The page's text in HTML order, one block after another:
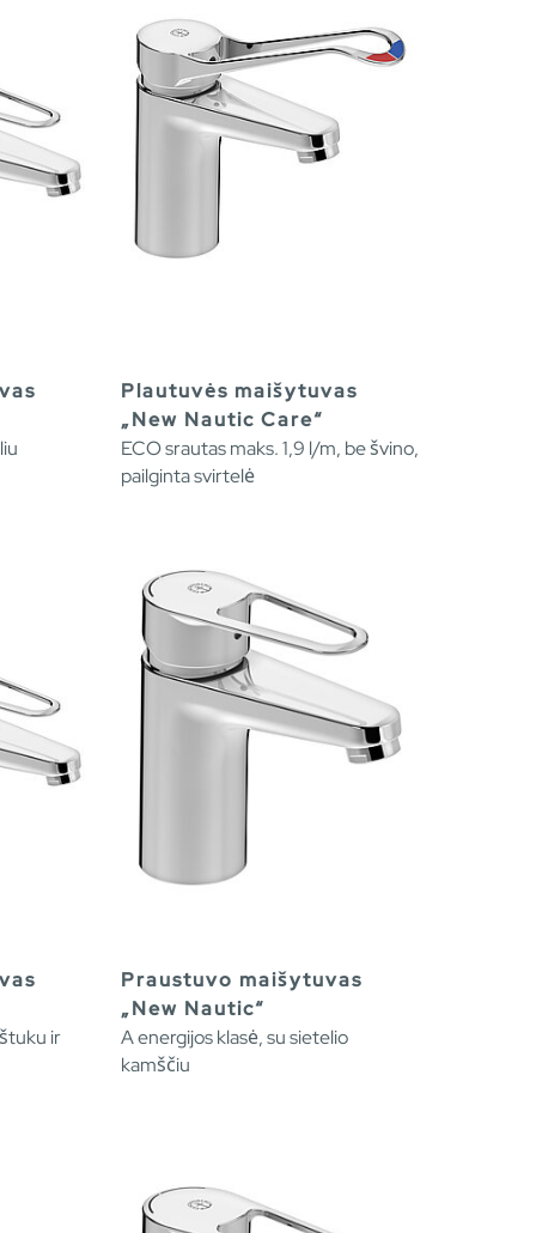
Plautuvės maišytuvas
„New Nautic Care“
ECO srautas maks. 1,9 l/m, be švino,
pailginta svirtelė
ir
Praustuvo maišytuvas
„New Nautic“
A energijos klasė, su sietelio
kamščiu